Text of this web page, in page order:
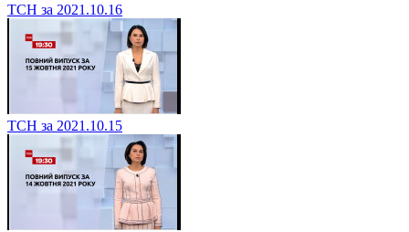
ТСН за 2021.10.16
ТСН за 2021.10.15